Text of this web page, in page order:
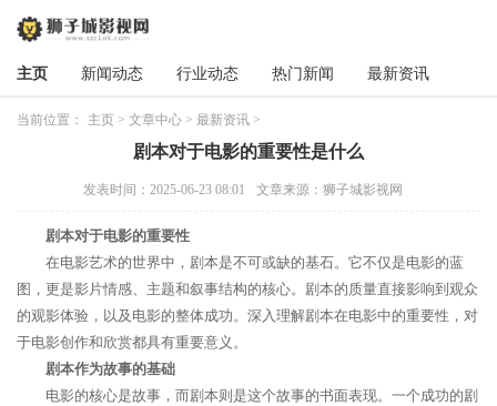
主页 新闻动态 行业动态 热门新闻 最新资讯
当前位置： 主页 > 文章中心 > 最新资讯 >
剧本对于电影的重要性是什么
发表时间：2025-06-23 08:01 文章来源：狮子城影视网
剧本对于电影的重要性
在电影艺术的世界中，剧本是不可或缺的基石。它不仅是电影的蓝
图，更是影片情感、主题和叙事结构的核心。剧本的质量直接影响到观众
的观影体验，以及电影的整体成功。深入理解剧本在电影中的重要性，对
于电影创作和欣赏都具有重要意义。
剧本作为故事的基础
电影的核心是故事，而剧本则是这个故事的书面表现。一个成功的剧